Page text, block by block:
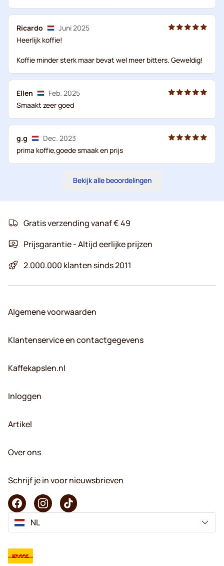
Ricardo
Juni 2025
Heerlijk koffie!
Koffie minder sterk maar bevat wel meer bitters. Geweldig!
Ellen
Feb. 2025
Smaakt zeer goed
g.g
Dec. 2023
prima koffie,goede smaak en prijs
Bekijk alle beoordelingen
Gratis verzending vanaf € 49
Prijsgarantie - Altijd eerlijke prijzen
2.000.000 klanten sinds 2011
Algemene voorwaarden
Klantenservice en contactgegevens
Kaffekapslen.nl
Inloggen
Artikel
Over ons
Schrijf je in voor nieuwsbrieven
NL